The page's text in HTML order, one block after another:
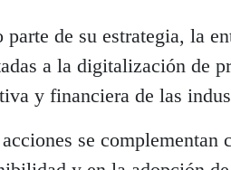
parte de su estrategia, la
a la digitalización de
y financiera de las
se complementan